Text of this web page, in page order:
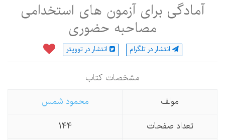
آمادگی برای آزمون های استخدامی
مصاحبه حضوری
انتشار در تلگرام انتشار در توویتر
مشخصات كتاب
مولف
محمود شمس
تعداد صفحات
144